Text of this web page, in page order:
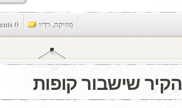
0 comments מוזיקה, רדיו
הקיר שישבור קופות